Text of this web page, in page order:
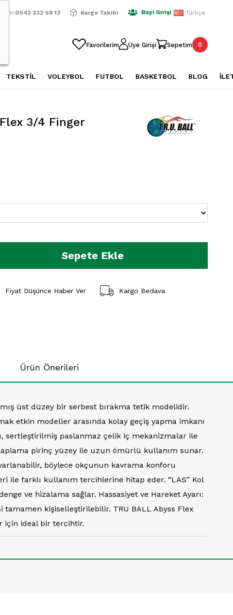
Alışverişlerde Ücretsiz Kargo 2500 TL Üzeri Alışverişlerde
0543 232 58 12 Kargo Takibi Bayi Girişi Türkçe
Favorilerim Üye Girişi Sepetim 0
TEKSTİL VOLEYBOL FUTBOL BASKETBOL BLOG
3/4 Finger
Fiyat Düşünce Haber Ver Kargo Bedava
Ürün Önerileri
üst düzey bir serbest bırakma tetik modelidir.
etkin modeller arasında kolay geçiş yapma imkanı
sertleştirilmiş paslanmaz çelik iç mekanizmalar ile
pirinç yüzey ile uzun ömürlü kullanım sunar.
böylece okçunun kavrama konforu
ile farklı kullanım tercihlerine hitap eder. “LAS” Kol
ve hizalama sağlar. Hassasiyet ve Hareket Ayarı:
tamamen kişiselleştirilebilir. TRU BALL Abyss Flex
için ideal bir tercihtir.